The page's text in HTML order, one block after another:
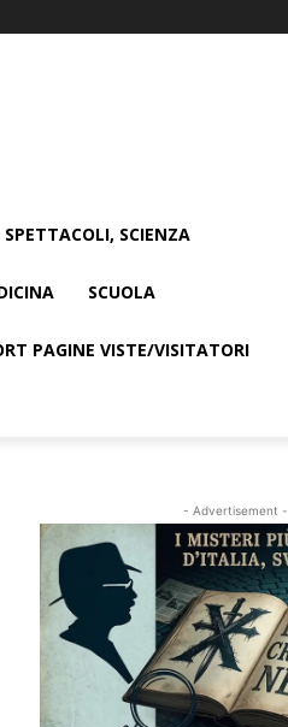
SCIENZA
SCUOLA
PAGINE VISTE/VISITATORI
- Advertisement -